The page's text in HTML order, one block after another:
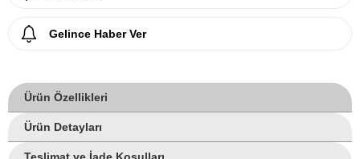
Gelince Haber Ver
Ürün Özellikleri
Ürün Detayları